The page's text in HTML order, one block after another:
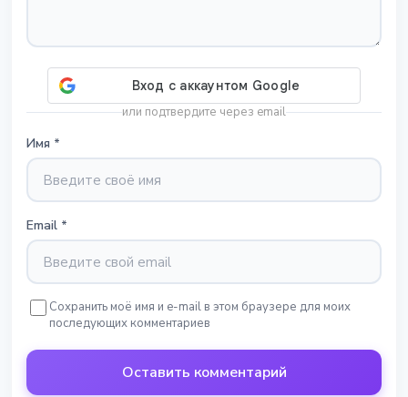
или подтвердите через email
Имя *
Email *
Сохранить моё имя и e-mail в этом браузере для моих
последующих комментариев
Оставить комментарий